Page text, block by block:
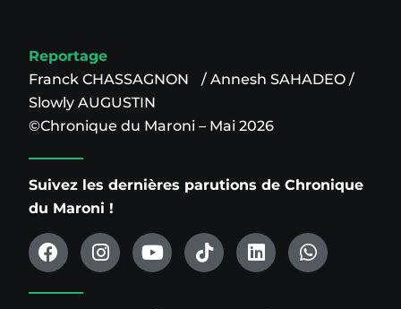
Reportage
Franck CHASSAGNON / Annesh SAHADEO /
Slowly AUGUSTIN
©Chronique du Maroni – Mai 2026
Suivez les dernières parutions de Chronique
du Maroni !